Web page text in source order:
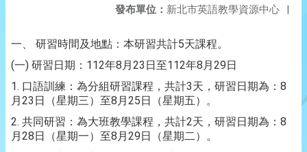
發布單位： 新北市英語教學資源中心 |
一、 研習時間及地點：本研習共計5天課程。
(一) 研習日期： 112年8 月 23 日至112年8 月 29 日
1. 口語訓練：為分組研習課程，共計3天，研習日期為： 8
月 23 日（星期三）至8 月 25 日（星期五）。
2. 共同研習：為大班教學課程，共計2天，研習日期為： 8
月 28 日（星期一）至8 月 29 日（星期二）。